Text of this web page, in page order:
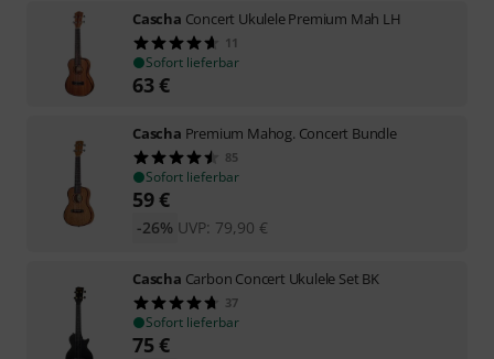
Cascha Concert Ukulele Premium Mah LH
11
Sofort lieferbar
63€
Cascha Premium Mahog. Concert Bundle
85
Sofort lieferbar
59€
UVP: 79,90 €
-26%
Cascha Carbon Concert Ukulele Set BK
37
Sofort lieferbar
75€